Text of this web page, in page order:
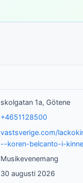
skolgatan 1a, Götene
+4651128500
vastsverige.com/
--koren-belcanto-i-
Musikevenemang
30 augusti 2026